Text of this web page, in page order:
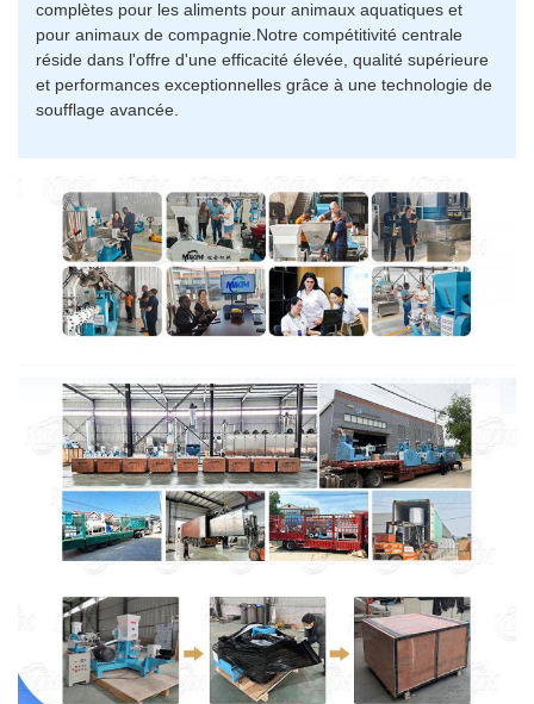
complètes pour les aliments pour animaux aquatiques et
pour animaux de compagnie.Notre compétitivité centrale
réside dans l'offre d'une efficacité élevée, qualité supérieure
et performances exceptionnelles grâce à une technologie de
soufflage avancée.